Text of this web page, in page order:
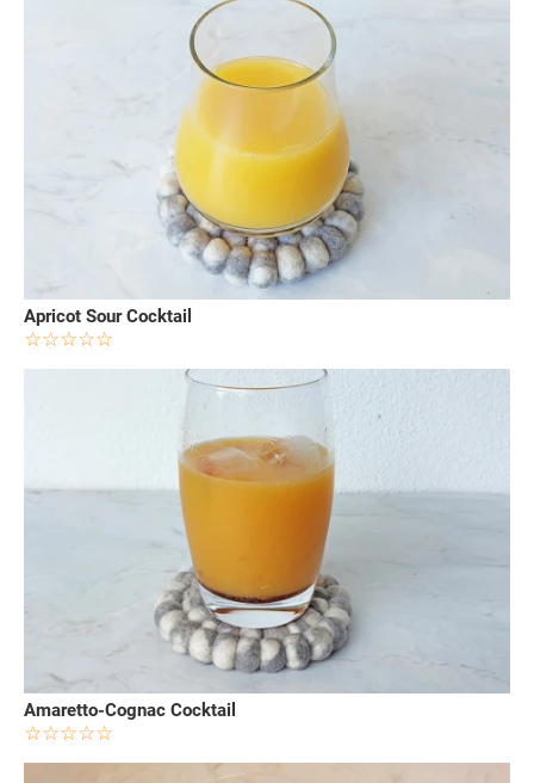
Apricot Sour Cocktail
Amaretto-Cognac Cocktail